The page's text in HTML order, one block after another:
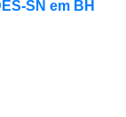
SN em BH